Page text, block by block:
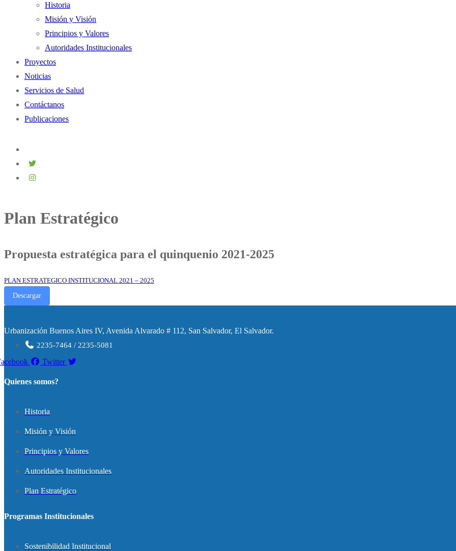
Historia
Misión y Visión
Principios y Valores
Autoridades Institucionales
Proyectos
Noticias
Servicios de Salud
Contáctanos
Publicaciones
Plan Estratégico
Propuesta estratégica para el quinquenio 2021-2025
PLAN ESTRATEGICO INSTITUCIONAL 2021 – 2025
Descargar
Urbanización Buenos Aires IV, Avenida Alvarado # 112, San Salvador, El Salvador.
2235-7464 / 2235-5081
Twitter
Quienes somos?
Historia
Misión y Visión
Principios y Valores
Autoridades Institucionales
Plan Estratégico
Programas Institucionales
Sostenibilidad Institucional